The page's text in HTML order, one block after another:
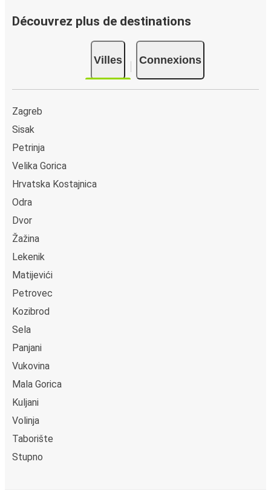
Vous pouvez effectuer votre réservation sur ce site Web
ou sur l'application FlixBus : c’est facile et rapide !
Lorsque vous achetez en ligne votre billet de bus pour un
trajet depuis ou vers Knezovljani, vous pouvez choisir
entre différents modes de paiement sécurisés : carte
bancaire, PayPal, Google Pay ou encore Apple Pay. Vous
vente ou lorsque vous montez à bord du bus).
Découvrez plus de destinations
Villes Connexions
Zagreb
Sisak
Petrinja
Velika Gorica
Hrvatska Kostajnica
Odra
Dvor
Žažina
Lekenik
Matijevići
Petrovec
Kozibrod
Sela
Panjani
Vukovina
Mala Gorica
Kuljani
Volinja
Taborište
Stupno